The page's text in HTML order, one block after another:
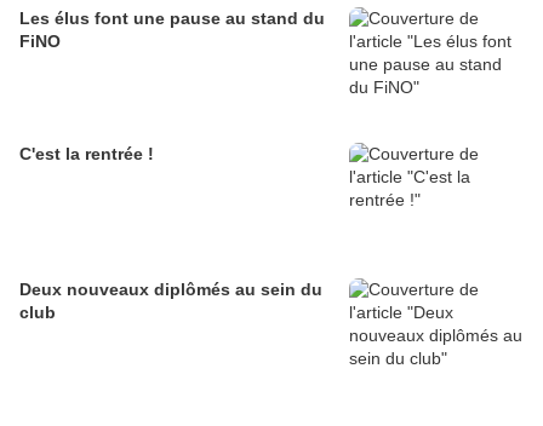
Les élus font une pause au stand du
FiNO
C'est la rentrée !
Deux nouveaux diplômés au sein du
club